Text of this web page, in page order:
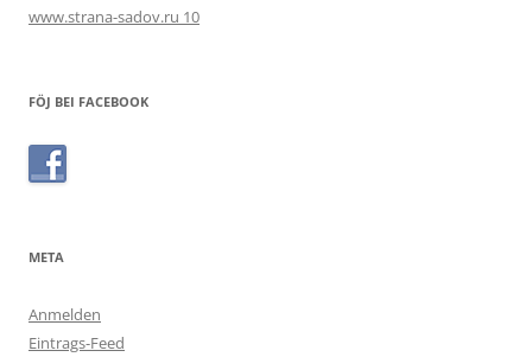
www.strana-sadov.ru 10
FÖJ BEI FACEBOOK
META
Anmelden
Eintrags-Feed